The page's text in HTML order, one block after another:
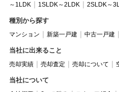
～1LDK 1SLDK～2LDK 2SLDK～
種別から探す
マンション 新築一戸建 中古一戸建
当社に出来ること
売却実績 売却査定 売却について
当社について